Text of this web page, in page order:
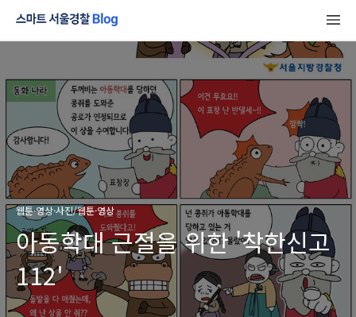
웹툰·영상·사진/웹툰·영상
아동학대 근절을 위한 '착한신고
112'